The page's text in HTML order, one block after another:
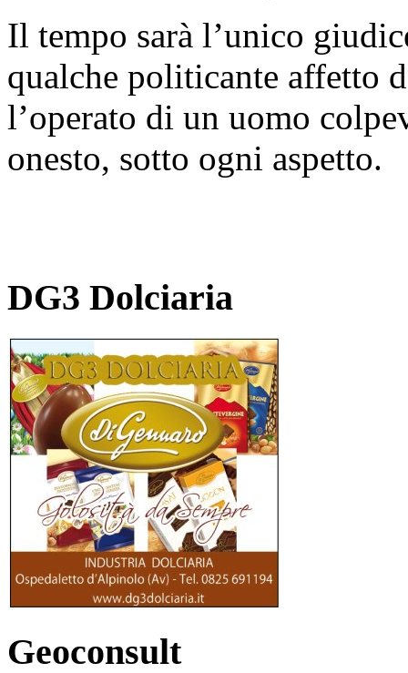
Il tempo sarà l’unico
qualche politicante affetto
l’operato di un uomo
onesto, sotto ogni aspetto.
DG3 Dolciaria
Geoconsult